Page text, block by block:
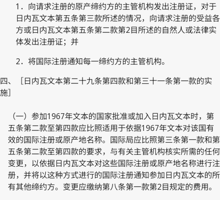
1．向请求注册的原产缔约方的主管机构发出注册证，对于
日内瓦文本第五条第三款所述的情况，向请求注册的受益各
方或日内瓦文本第五条第二款第2目所述的自然人或法律实
体发出注册证；并
2．将国际注册通知每一缔约方的主管机构。
四、［日内瓦文本第二十九条第四款和第三十一条第一款的实
施］
（一）参加1967年文本的国家批准或加入日内瓦文本时，第
五条第二款至第四款应比照适用于依据1967年文本对该国有
效的国际注册或原产地名称。国际局应比照第三条第一款和第
五条第二款至第四款的要求，与有关主管机构核实所需的任何
变更，以依据日内瓦文本对这些国际注册或原产地名称进行注
册，并将以这种方式进行的国际注册通知参加日内瓦文本的所
有其他缔约方。变更应缴纳第八条第一款第2目规定的费用。